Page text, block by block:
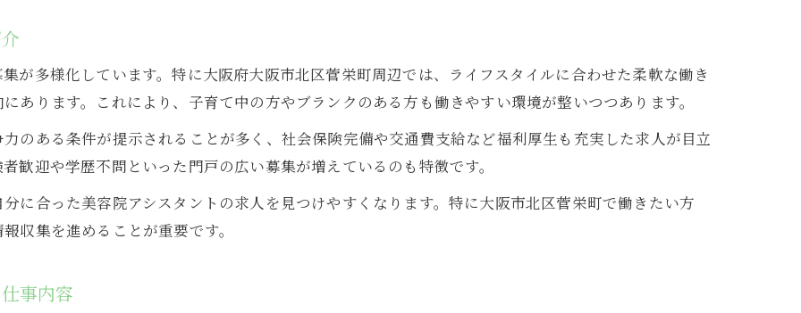
が多様化しています。特に大阪府大阪市北区菅栄町周辺では、ライフスタイルに合わせた柔軟な働き
あります。これにより、子育て中の方やブランクのある方も働きやすい環境が整いつつあります。
のある条件が提示されることが多く、社会保険完備や交通費支給など福利厚生も充実した求人が目立
歓迎や学歴不問といった門戸の広い募集が増えているのも特徴です。
に合った美容院アシスタントの求人を見つけやすくなります。特に大阪市北区菅栄町で働きたい方
収集を進めることが重要です。
事内容